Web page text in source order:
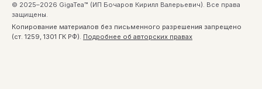
© 2025–2026 GigaTea™ (ИП Бочаров Кирилл Валерьевич). Все права
защищены.
Копирование материалов без письменного разрешения запрещено
(ст. 1259, 1301 ГК РФ). Подробнее об авторских правах